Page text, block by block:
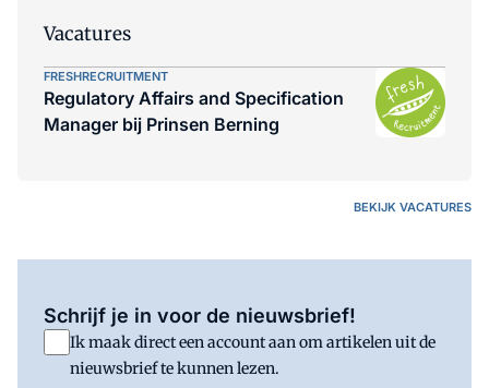
Vacatures
FRESHRECRUITMENT
Regulatory Affairs and Specification
Manager bij Prinsen Berning
BEKIJK VACATURES
Schrijf je in voor de nieuwsbrief!
Ik maak direct een account aan om artikelen uit de
nieuwsbrief te kunnen lezen.